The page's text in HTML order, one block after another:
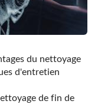
du nettoyage
d'entretien
de fin de